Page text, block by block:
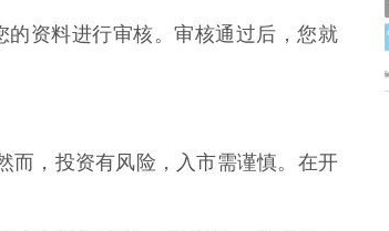
资料进行审核。审核通过后，您就
而，投资有风险，入市需谨慎。在开